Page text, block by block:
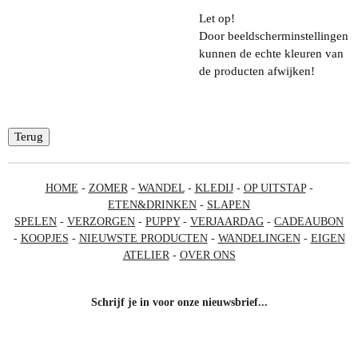
Let op!
Door beeldscherminstellingen
kunnen de echte kleuren van
de producten afwijken!
Terug
HOME - ZOMER - WANDEL- KLEDIJ- OP UITSTAP-
ETEN&DRINKEN - SLAPEN
SPELEN - VERZORGEN - PUPPY- VERJAARDAG - CADEAUBON
- KOOPJES - NIEUWSTE PRODUCTEN- WANDELINGEN- EIGEN
ATELIER - OVER ONS
Schrijf je in voor onze nieuwsbrief...